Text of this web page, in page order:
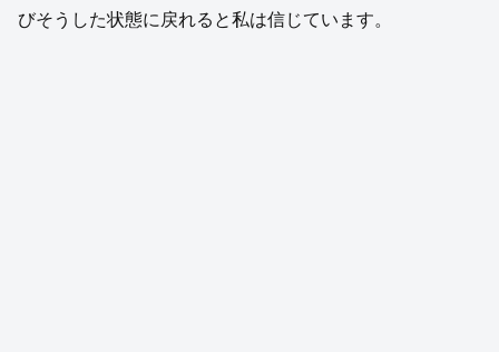
びそうした状態に戻れると私は信じています。